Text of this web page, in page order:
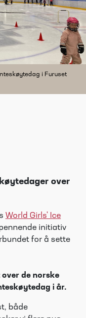
i Furuset
over
World Girls' Ice
initiativ
for å sette
over de norske
i år.
både